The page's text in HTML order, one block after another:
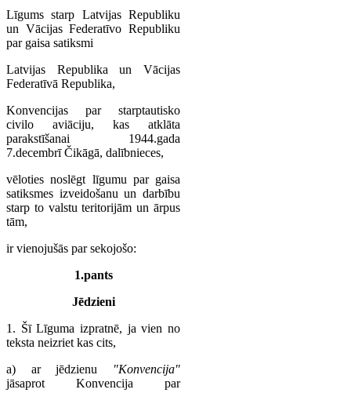
Līgums starp Latvijas Republiku
un Vācijas Federatīvo Republiku
par gaisa satiksmi
Latvijas Republika un Vācijas
Federatīvā Republika,
Konvencijas par starptautisko
civilo aviāciju, kas atklāta
parakstīšanai 1944.gada
7.decembrī Čikāgā, dalībnieces,
vēloties noslēgt līgumu par gaisa
satiksmes izveidošanu un darbību
starp to valstu teritorijām un ārpus
tām,
ir vienojušās par sekojošo:
1.pants
Jēdzieni
1. Šī Līguma izpratnē, ja vien no
teksta neizriet kas cits,
a) ar jēdzienu
"Konvencija"
jāsaprot Konvencija par